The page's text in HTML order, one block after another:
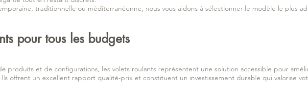
traditionnelle ou méditerranéenne, nous vous aidons à sélectionner le modèle le plus
pour tous les budgets
produits et de configurations, les volets roulants représentent une solution accessible pour
offrent un excellent rapport qualité-prix et constituent un investissement durable qui valorise